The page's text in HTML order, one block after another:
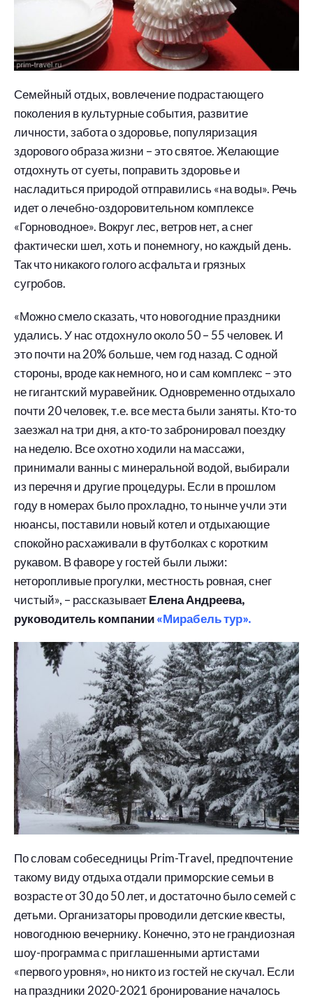
Семейный отдых, вовлечение подрастающего
поколения в культурные события, развитие
личности, забота о здоровье, популяризация
здорового образа жизни – это святое. Желающие
отдохнуть от суеты, поправить здоровье и
насладиться природой отправились «на воды». Речь
идет о лечебно-оздоровительном комплексе
«Горноводное». Вокруг лес, ветров нет, а снег
фактически шел, хоть и понемногу, но каждый день.
Так что никакого голого асфальта и грязных
сугробов.
«Можно смело сказать, что новогодние праздники
удались. У нас отдохнуло около 50 – 55 человек. И
это почти на 20% больше, чем год назад. С одной
стороны, вроде как немного, но и сам комплекс – это
не гигантский муравейник. Одновременно отдыхало
почти 20 человек, т.е. все места были заняты. Кто-то
заезжал на три дня, а кто-то забронировал поездку
на неделю. Все охотно ходили на массажи,
принимали ванны с минеральной водой, выбирали
из перечня и другие процедуры. Если в прошлом
году в номерах было прохладно, то нынче учли эти
нюансы, поставили новый котел и отдыхающие
спокойно расхаживали в футболках с коротким
рукавом. В фаворе у гостей были лыжи:
неторопливые прогулки, местность ровная, снег
чистый», – рассказываетЕлена Андреева,
руководитель компании«Мирабель тур».
По словам собеседницы Prim-Travel, предпочтение
такому виду отдыха отдали приморские семьи в
возрасте от 30 до 50 лет, и достаточно было семей с
детьми. Организаторы проводили детские квесты,
новогоднюю вечернику. Конечно, это не грандиозная
шоу-программа с приглашенными артистами
«первого уровня», но никто из гостей не скучал. Если
на праздники 2020-2021 бронирование началось